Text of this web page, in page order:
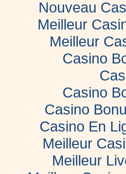
Nouveau
Meilleur
Meilleur
Casino
Casino
Casino
Casino En
Meilleur
Meilleur